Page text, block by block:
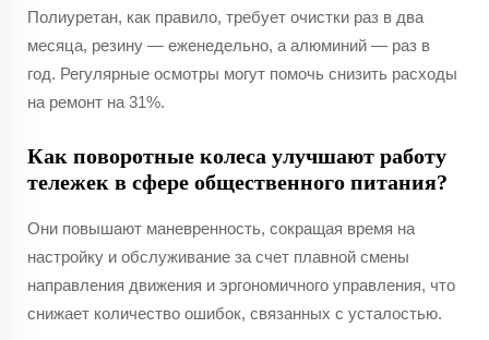
Полиуретан, как правило, требует очистки раз в два
месяца, резину — еженедельно, а алюминий — раз в
год. Регулярные осмотры могут помочь снизить расходы
на ремонт на 31%.
Как поворотные колеса улучшают работу
тележек в сфере общественного питания?
Они повышают маневренность, сокращая время на
настройку и обслуживание за счет плавной смены
направления движения и эргономичного управления, что
снижает количество ошибок, связанных с усталостью.